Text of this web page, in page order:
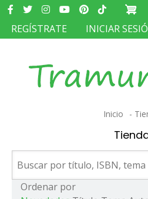
Pasar
contenido
Redes
sociales
MENÚ
DEL
D'USUARI
REGÍSTRATE INICIAR
Sobrescribir
de
ayuda
a
Inicio
Ordenar por